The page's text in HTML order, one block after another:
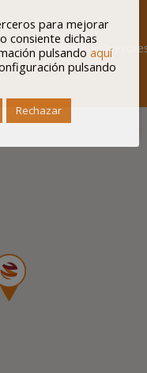
para mejorar
consiente dichas
pulsando aquí
pulsando
Rechazar